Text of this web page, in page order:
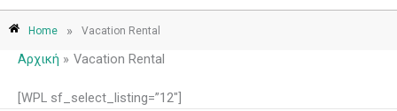
Home » Vacation Rental
Αρχική Vacation Rental
[WPL sf_select_listing=”12″]